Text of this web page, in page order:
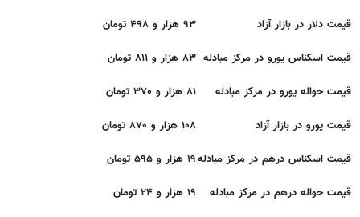
قیمت دلار در بازار آزاد ۹۳ هزار و ۴۹۸ تومان
قیمت اسکناس یورو در مرکز مبادله ۸۳ هزار و ۸۱۱ تومان
قیمت حواله یورو در مرکز مبادله ۸۱ هزار و ۳۷۰ تومان
قیمت یورو در بازار آزاد ۱۰۸ هزار و ۸۷۰ تومان
قیمت اسکناس درهم در مرکز مبادله۱۹ هزار و ۵۹۵ تومان
قیمت حواله درهم در مرکز مبادله ۱۹ هزار و ۲۴ تومان